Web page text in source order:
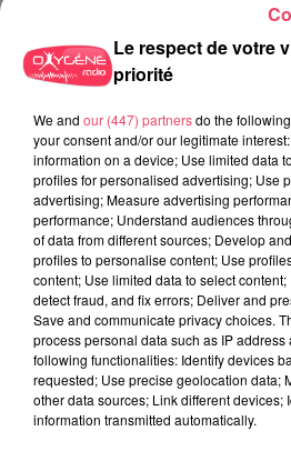
17 juillet 2026
HAUT-ANJOU. MOINS DE VISITEURS,
DE LA...
Le respect de votre
priorité
We and our (447) partnersdo the
your consent and/or our legitimate
information on a device; Use limited data
profiles for personalised advertising; Use
advertising; Measure advertising
performance; Understand audiences
of data from different sources; Develop
profiles to personalise content; Use
content; Use limited data to select
detect fraud, and fix errors; Deliver and
Save and communicate privacy choices.
process personal data such as IP
following functionalities: Identify devices
requested; Use precise geolocation data;
other data sources; Link different devices;
information transmitted automatically.